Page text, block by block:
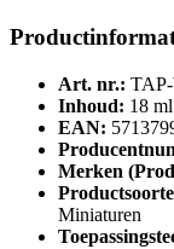
Art. nr.:
Inhoud: 18 ml
EAN:
Merken
Miniaturen